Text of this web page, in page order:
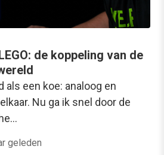
de koppeling van de
als een koe: analoog en
Nu ga ik snel door de
geleden